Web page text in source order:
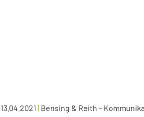
13.04.2021 | Bensing & Reith –